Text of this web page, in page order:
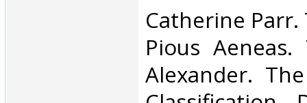
‎Catherine Parr.
Pious
Alexander.